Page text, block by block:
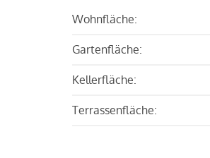
Wohnfläche:
Gartenfläche:
Kellerfläche:
Terrassenfläche: